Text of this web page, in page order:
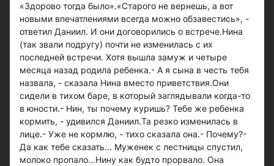
«Здорово тогда было».«Старого не вернешь, а вот
новыми впечатлениями всегда можно обзавестись», -
ответил Даниил. И они договорились о встрече.Нина
(так звали подругу) почти не изменилась с их
последней встречи. Хотя вышла замуж и четыре
месяца назад родила ребенка.- А я сына в честь тебя
назвала, - сказала Нина вместо приветствия.Они
сидели в тихом баре, в который заглядывали когда-то
в юности.- Нин, ты почему куришь? Тебе же ребенка
кормить, - удивился Даниил.Та резко изменилась в
лице.- Уже не кормлю, - тихо сказала она.- Почему?-
Да как тебе сказать... Муженек с лестницы спустил,
молоко пропало...Нину как будто прорвало. Она